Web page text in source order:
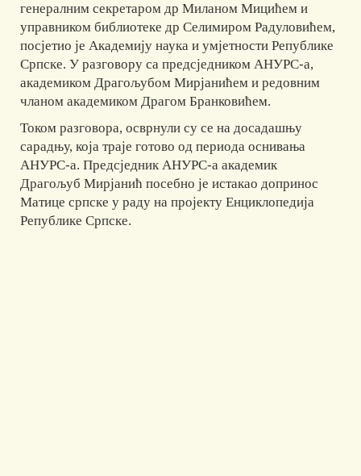
генералним секретаром др Миланом Мицићем и
управником библиотеке др Селимиром Радуловићем,
посјетио је Академију наука и умјетности Републике
Српске. У разговору са предсједником АНУРС-а,
академиком Драгољубом Мирјанићем и редовним
чланом академиком Драгом Бранковићем.
Током разговора, осврнули су се на досадашњу
сарадњу, која траје готово од периода оснивања
АНУРС-а. Предсједник АНУРС-а академик
Драгољуб Мирјанић посебно је истакао допринос
Матице српске у раду на пројекту Енциклопедија
Републике Српске.